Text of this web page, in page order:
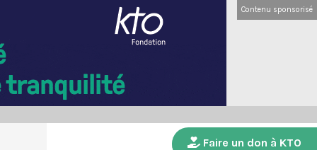
Contenu sponsorisé
Faire un don à KTO